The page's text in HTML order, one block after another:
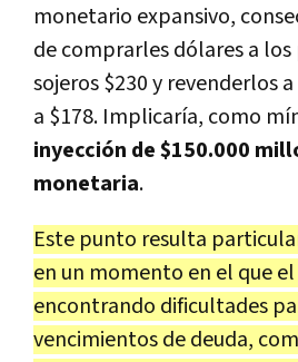
monetario expansivo,
de comprarles dólares a
sojeros $230 y revenderlos
a $178. Implicaría, como
inyección de $150.000
monetaria.
Este punto resulta
en un momento en el que
encontrando dificultades
vencimientos de deuda,